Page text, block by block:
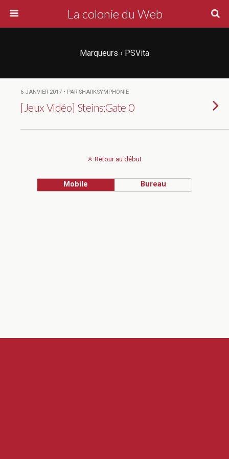
La colonie du Web
Marqueurs › PSVita
6 JANVIER 2017 • PAR SHARKSYMPHONIE
[Jeux Vidéo] Steins;Gate 0
Retour au début
Mobile Bureau